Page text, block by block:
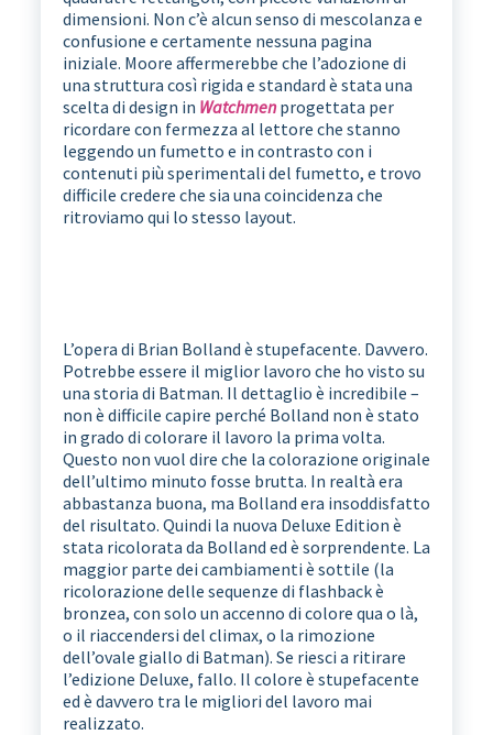
dimensioni. Non c’è alcun senso di mescolanza e
confusione e certamente nessuna pagina
iniziale. Moore affermerebbe che l’adozione di
una struttura così rigida e standard è stata una
scelta di design in Watchmenprogettata per
ricordare con fermezza al lettore che stanno
leggendo un fumetto e in contrasto con i
contenuti più sperimentali del fumetto, e trovo
difficile credere che sia una coincidenza che
ritroviamo qui lo stesso layout.
L’opera di Brian Bolland è stupefacente. Davvero.
Potrebbe essere il miglior lavoro che ho visto su
una storia di Batman. Il dettaglio è incredibile –
non è difficile capire perché Bolland non è stato
in grado di colorare il lavoro la prima volta.
Questo non vuol dire che la colorazione originale
dell’ultimo minuto fosse brutta. In realtà era
abbastanza buona, ma Bolland era insoddisfatto
del risultato. Quindi la nuova Deluxe Edition è
stata ricolorata da Bolland ed è sorprendente. La
maggior parte dei cambiamenti è sottile (la
ricolorazione delle sequenze di flashback è
bronzea, con solo un accenno di colore qua o là,
o il riaccendersi del climax, o la rimozione
dell’ovale giallo di Batman). Se riesci a ritirare
l’edizione Deluxe, fallo. Il colore è stupefacente
ed è davvero tra le migliori del lavoro mai
realizzato.